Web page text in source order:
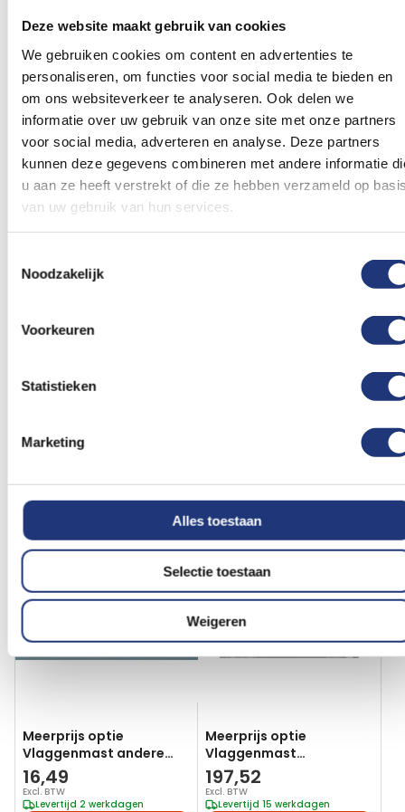
Deze website maakt gebruik van cookies
We gebruiken cookies om content en advertenties te
personaliseren, om functies voor social media te bieden en
om ons websiteverkeer te analyseren. Ook delen we
informatie over uw gebruik van onze site met onze partners
voor social media, adverteren en analyse. Deze partners
kunnen deze gegevens combineren met andere informatie
u aan ze heeft verstrekt of die ze hebben verzameld op
van uw gebruik van hun services.
Noodzakelijk
Voorkeuren
Statistieken
Marketing
Alles toestaan
Selectie toestaan
Weigeren
Excl. BTW
Voor 16:00 besteld, dezelfde
dag verzonden
In winkelmand
Excl. BTW
dag verzonden
In winkelmand
Voeg
toe
aan
verlanglijst
Vlag Panama 150x225cm
Excl. BTW
In winkelmand
Voeg
toe
aan
Vergelijkbare producten
Voeg
toe
aan
verlanglijst
Meerprijs optie
Vlaggenmast andere
Knop dan Standaard
16,49
Excl. BTW
Levertijd 2 werkdagen
Voeg
toe
Meerprijs optie
Vlaggenmast
professioneel laten
Plaatsen
197,52
Excl. BTW
Levertijd 15 werkdagen